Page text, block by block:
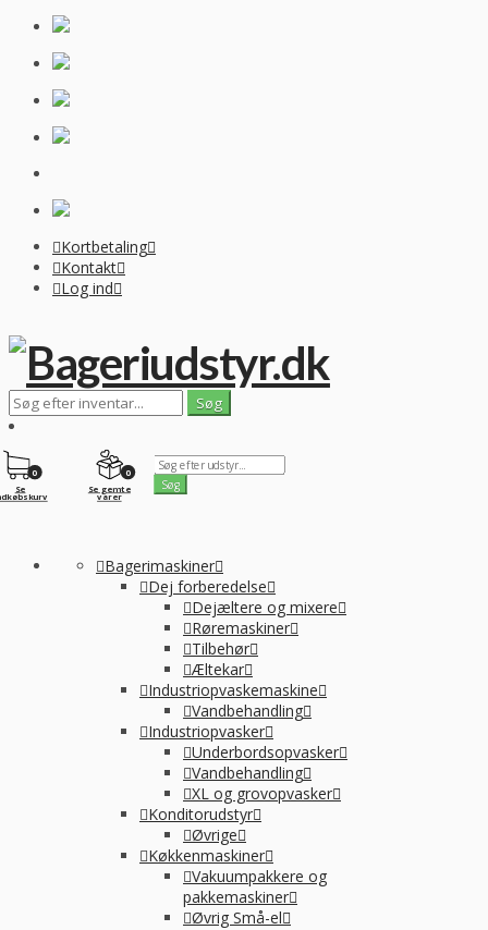
Kortbetaling
Kontakt
Log ind
0
Se gemte
varer
0
Se
Bagerimaskiner
Dej forberedelse
Dejæltere og mixere
Røremaskiner
Tilbehør
Æltekar
Industriopvaskemaskine
Vandbehandling
Industriopvasker
Underbordsopvasker
Vandbehandling
XL og grovopvasker
Konditorudstyr
Øvrige
Køkkenmaskiner
Vakuumpakkere og
pakkemaskiner
Øvrig Små-el